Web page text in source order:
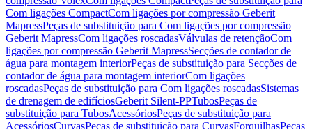
Com ligações CompactCom ligações por compressão Geberit
MapressPeças de substituição para Com ligações por compressão
Geberit MapressCom ligações roscadasVálvulas de retençãoCom
ligações por compressão Geberit MapressSecções de contador de
água para montagem interiorPeças de substituição para Secções de
contador de água para montagem interiorCom ligações
roscadasPeças de substituição para Com ligações roscadasSistemas
de drenagem de edifíciosGeberit Silent-PPTubosPeças de
substituição para TubosAcessóriosPeças de substituição para
AcessóriosCurvasPeças de substituição para CurvasForquilhasPeças